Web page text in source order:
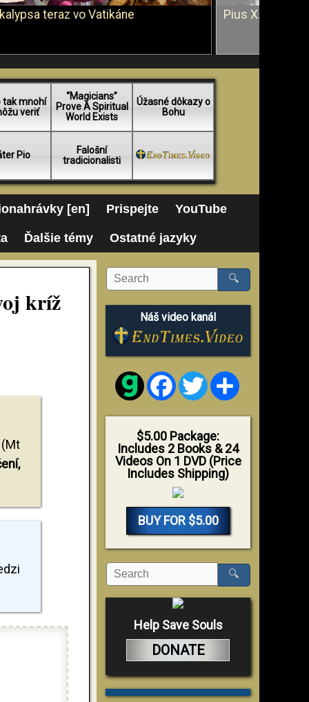
teraz vo Vatikáne Pius X. vs. Ján
tak mnohí
veriť
“Magicians”
Prove A Spiritual
World Exists
Úžasné dôkazy o
Bohu
Pio
Falošní
tradicionalisti
[en] Prispejte YouTube
Ďalšie témy Ostatné jazyky
kríž
🔍
Náš video kanál
FacebookTwitter
$5.00 Package:
Includes 2 Books & 24
Videos On 1 DVD (Price
Includes Shipping)
BUY FOR $5.00
🔍
Help Save Souls
DONATE